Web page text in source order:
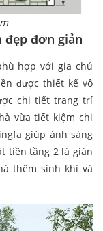
đẹp đơn giản
hợp với gia chủ
được thiết kế vô
chi tiết trang trí
vừa tiết kiệm chi
giúp ánh sáng
tiền tầng 2 là giàn
thêm sinh khí và